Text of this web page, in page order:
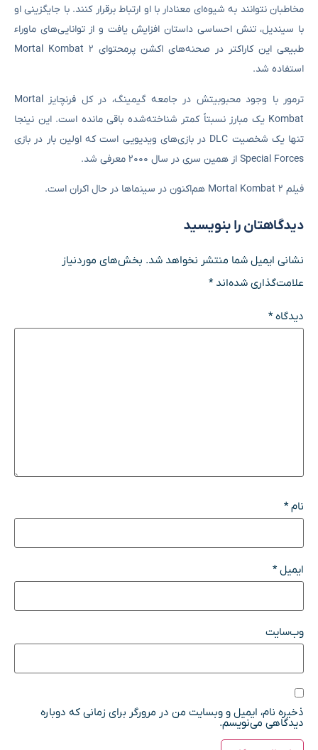
مخاطبان نتوانند به شیوه‌ای معنادار با او ارتباط برقرار کنند. با جایگزینی او
با سیندیل، تنش احساسی داستان افزایش یافت و از توانایی‌های ماوراء
طبیعی این کاراکتر در صحنه‌های اکشن پرمحتوای Mortal Kombat 2
استفاده شد.
ترمور با وجود محبوبیتش در جامعه گیمینگ، در کل فرنچایز Mortal
Kombat یک مبارز نسبتاً کمتر شناخته‌شده باقی مانده است. این نینجا
تنها یک شخصیت DLC در بازی‌های ویدیویی است که اولین بار در بازی
Special Forces از همین سری در سال ۲۰۰۰ معرفی شد.
فیلم Mortal Kombat 2 هم‌اکنون در سینماها در حال اکران است.
دیدگاهتان را بنویسید
نشانی ایمیل شما منتشر نخواهد شد. بخش‌های موردنیاز
علامت‌گذاری شده‌اند*
دیدگاه*
نام*
ایمیل*
وب‌سایت
ذخیره نام، ایمیل و وبسایت من در مرورگر برای زمانی که دوباره
دیدگاهی می‌نویسم.